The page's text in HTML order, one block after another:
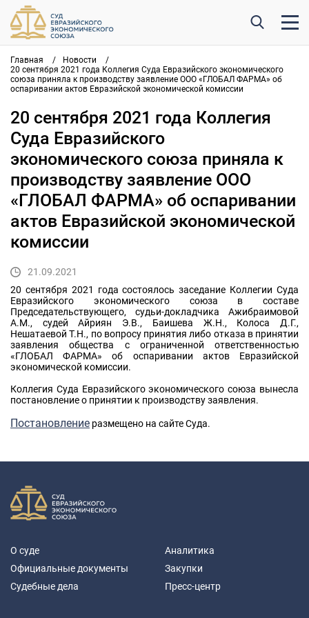
Главная / Новости
/
20 сентября 2021 года Коллегия Суда Евразийского экономического
союза приняла к производству заявление ООО «ГЛОБАЛ ФАРМА» об
оспаривании актов Евразийской экономической комиссии
20 сентября 2021 года Коллегия
Суда Евразийского
экономического союза приняла к
производству заявление ООО
«ГЛОБАЛ ФАРМА» об оспаривании
актов Евразийской экономической
комиссии
21.09.2021
20 сентября 2021 года состоялось заседание Коллегии Суда
Евразийского экономического союза в составе
Председательствующего, судьи-докладчика Ажибраимовой
А.М., судей Айриян Э.В., Баишева Ж.Н., Колоса Д.Г.,
Нешатаевой Т.Н., по вопросу принятия либо отказа в принятии
заявления общества с ограниченной ответственностью
«ГЛОБАЛ ФАРМА» об оспаривании актов Евразийской
экономической комиссии.
Коллегия Суда Евразийского экономического союза вынесла
постановление о принятии к производству заявления.
Постановление размещено на сайте Суда.
О суде
Официальные документы
Судебные дела
Аналитика
Закупки
Пресс-центр